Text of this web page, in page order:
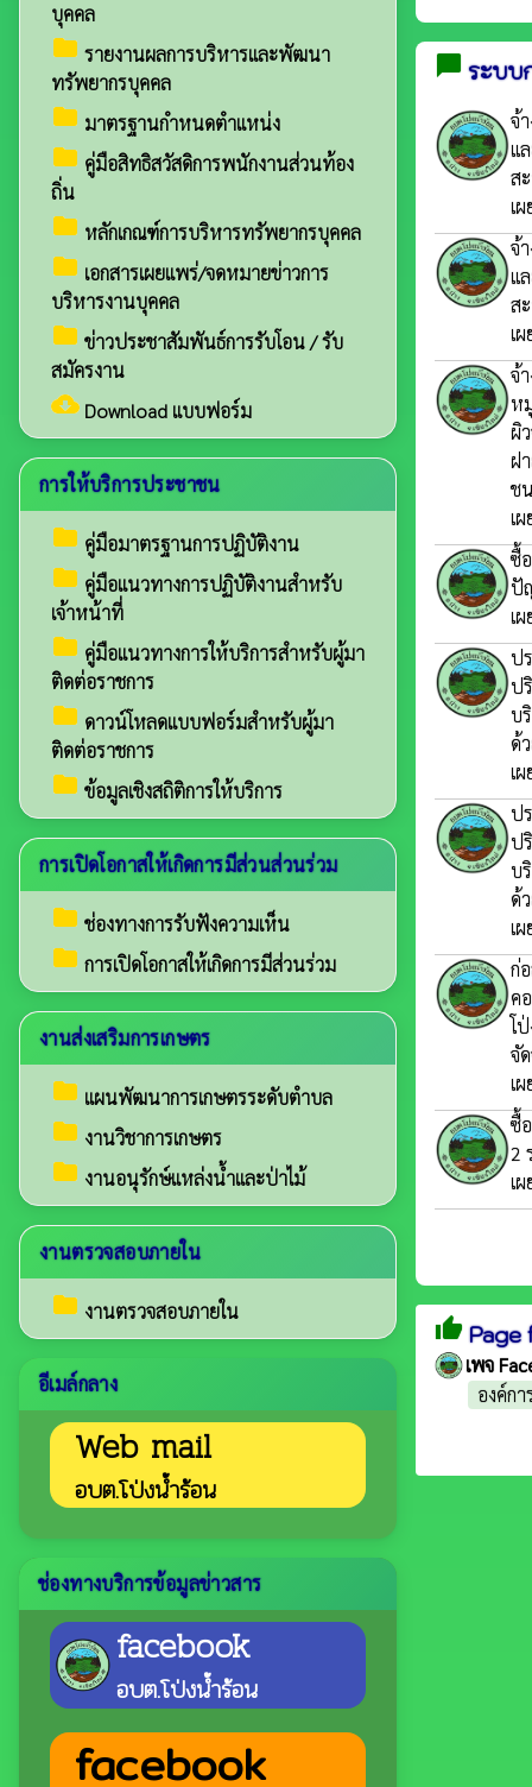
บุคคล
folder รายงานผลการบริหารและพัฒนา
ทรัพยากรบุคคล
folder มาตรฐานกำหนดตำแหน่ง
folder คู่มือสิทธิสวัสดิการพนักงานส่วนท้อง
ถิ่น
folder หลักเกณฑ์การบริหารทรัพยากรบุคคล
folder เอกสารเผยแพร่/จดหมายข่าวการ
บริหารงานบุคคล
folder ข่าวประชาสัมพันธ์การรับโอน / รับ
สมัครงาน
cloud_download Download แบบฟอร์ม
การให้บริการประชาชน
folder คู่มือมาตรฐานการปฏิบัติงาน
folder คู่มือแนวทางการปฏิบัติงานสำหรับ
เจ้าหน้าที่
folder คู่มือแนวทางการให้บริการสำหรับผู้มา
ติดต่อราชการ
folder ดาวน์โหลดแบบฟอร์มสำหรับผู้มา
ติดต่อราชการ
folder ข้อมูลเชิงสถิติการให้บริการ
การเปิดโอกาสให้เกิดการมีส่วนส่วนร่วม
folder ช่องทางการรับฟังความเห็น
folder การเปิดโอกาสให้เกิดการมีส่วนร่วม
งานส่งเสริมการเกษตร
folder แผนพัฒนาการเกษตรระดับตำบล
folder งานวิชาการเกษตร
folder งานอนุรักษ์แหล่งน้ำและป่าไม้
งานตรวจสอบภายใน
folder งานตรวจสอบภายใน
อีเมล์กลาง
Web mail
อบต.โป่งน้ำร้อน
ช่องทางบริการข้อมูลข่าวสาร
facebook
อบต.โป่งน้ำร้อน
facebook
chat_bubble ระบบ
จ้
แ
ส
เ
จ้
แ
ส
เ
จ้
ห
ผิ
ฝ
ช
เ
ซื้
ปั
เ
ป
ป
บ
ด้
เ
ป
ป
บ
ด้
เ
ก่
ค
โ
จั
เ
ซื้
2
เ
thumb_up Page
เพจ
องค์ก